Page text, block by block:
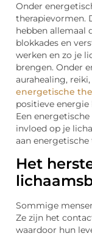
Onder
therapievormen.
hebben allemaal
blokkades en
werken en zo je
brengen. Onder
aurahealing,
energetische
positieve energie
Een
invloed op je
aan
Het
Sommige
Ze zijn het
waardoor hun